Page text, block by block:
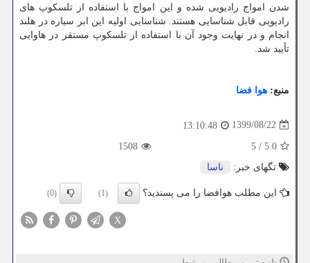
شدن امواج رادیویی شده و این امواج با استفاده از تلسکوپ های
رادیویی قابل شناسایی هستند. شناسایی اولیه این ابر سیاره در هلند
انجام و در نهایت وجود آن با استفاده از تلسکوپ مستقر در هاوایی
تأیید شد.
منبع: هوا فضا
1399/08/22
13:10:48
5.0
/
5
1508
تگهای خبر:
ناسا
این مطلب هوافضا را می پسندید؟ (1)
(0)
X